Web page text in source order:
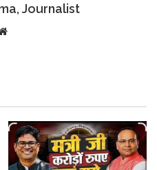
Journalist
Website